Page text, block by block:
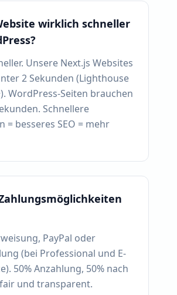
wirklich schneller
Unsere Next.js Websites
2 Sekunden (Lighthouse
WordPress-Seiten brauchen
Schnellere
= besseres SEO = mehr
PayPal oder
(bei Professional und E-
50% Anzahlung, 50% nach
fair und transparent.